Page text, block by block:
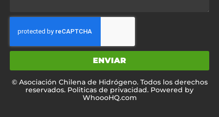
ENVIAR
© Asociación Chilena de Hidrógeno. Todos los derechos
reservados. Politicas de privacidad. Powered by
WhoooHQ.com